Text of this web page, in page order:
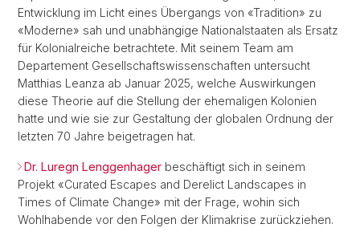
Entwicklung im Licht eines Übergangs von «Tradition» zu
«Moderne» sah und unabhängige Nationalstaaten als Ersatz
für Kolonialreiche betrachtete. Mit seinem Team am
Departement Gesellschaftswissenschaften untersucht
Matthias Leanza ab Januar 2025, welche Auswirkungen
diese Theorie auf die Stellung der ehemaligen Kolonien
hatte und wie sie zur Gestaltung der globalen Ordnung der
letzten 70 Jahre beigetragen hat.
Dr. Luregn Lenggenhager beschäftigt sich in seinem
Projekt «Curated Escapes and Derelict Landscapes in
Times of Climate Change» mit der Frage, wohin sich
Wohlhabende vor den Folgen der Klimakrise zurückziehen.